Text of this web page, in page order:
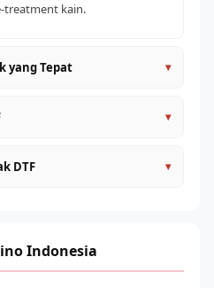
treatment kain.
yang Tepat ▾
industri, untuk produksi
▾
DTF ▾
biaya produksi umumnya Rp
Indonesia